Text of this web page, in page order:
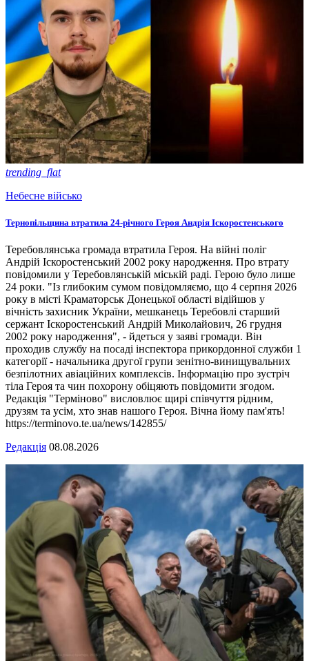
trending_flat
Небесне військо
Тернопільщина втратила 24-річного Героя Андрія Іскоростенського
Теребовлянська громада втратила Героя. На війні поліг
Андрій Іскоростенський 2002 року народження. Про втрату
повідомили у Теребовлянській міській раді. Герою було лише
24 роки. "Із глибоким сумом повідомляємо, що 4 серпня 2026
року в місті Краматорськ Донецької області відійшов у
вічність захисник України, мешканець Теребовлі старший
сержант Іскоростенський Андрій Миколайович, 26 грудня
2002 року народження", - йдеться у заяві громади. Він
проходив службу на посаді інспектора прикордонної служби 1
категорії - начальника другої групи зенітно-винищувальних
безпілотних авіаційних комплексів. Інформацію про зустріч
тіла Героя та чин похорону обіцяють повідомити згодом.
Редакція "Терміново" висловлює щирі співчуття рідним,
друзям та усім, хто знав нашого Героя. Вічна йому пам'ять!
https://terminovo.te.ua/news/142855/
Редакція 08.08.2026